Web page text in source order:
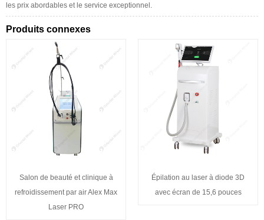
les prix abordables et le service exceptionnel.
Produits connexes
Salon de beauté et clinique à
refroidissement par air Alex Max
Laser PRO
Épilation au laser à diode 3D
avec écran de 15,6 pouces